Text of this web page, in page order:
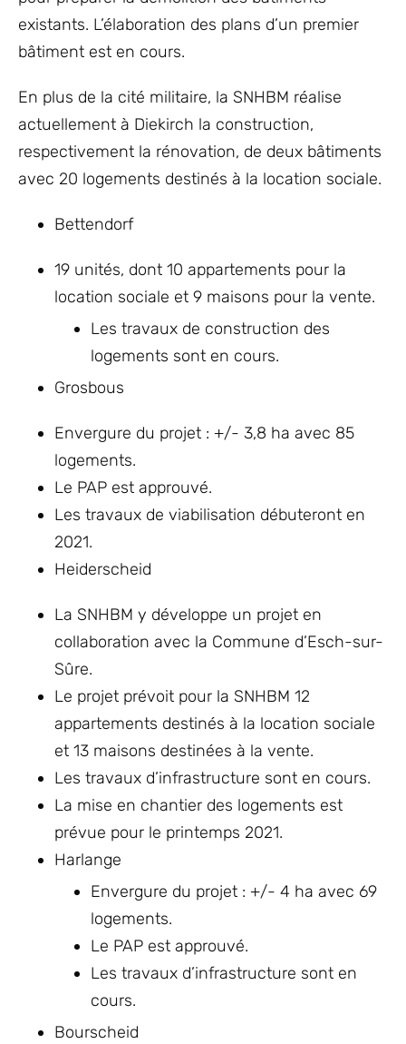
existants. L’élaboration des plans d’un premier
bâtiment est en cours.
En plus de la cité militaire, la SNHBM réalise
actuellement à Diekirch la construction,
respectivement la rénovation, de deux bâtiments
avec 20 logements destinés à la location sociale.
Bettendorf
19 unités, dont 10 appartements pour la
location sociale et 9 maisons pour la vente.
Les travaux de construction des
logements sont en cours.
Grosbous
Envergure du projet : +/- 3,8 ha avec 85
logements.
Le PAP est approuvé.
Les travaux de viabilisation débuteront en
2021.
Heiderscheid
La SNHBM y développe un projet en
collaboration avec la Commune d’Esch-sur-
Sûre.
Le projet prévoit pour la SNHBM 12
appartements destinés à la location sociale
et 13 maisons destinées à la vente.
Les travaux d’infrastructure sont en cours.
La mise en chantier des logements est
prévue pour le printemps 2021.
Harlange
Envergure du projet : +/- 4 ha avec 69
logements.
Le PAP est approuvé.
Les travaux d’infrastructure sont en
cours.
Bourscheid